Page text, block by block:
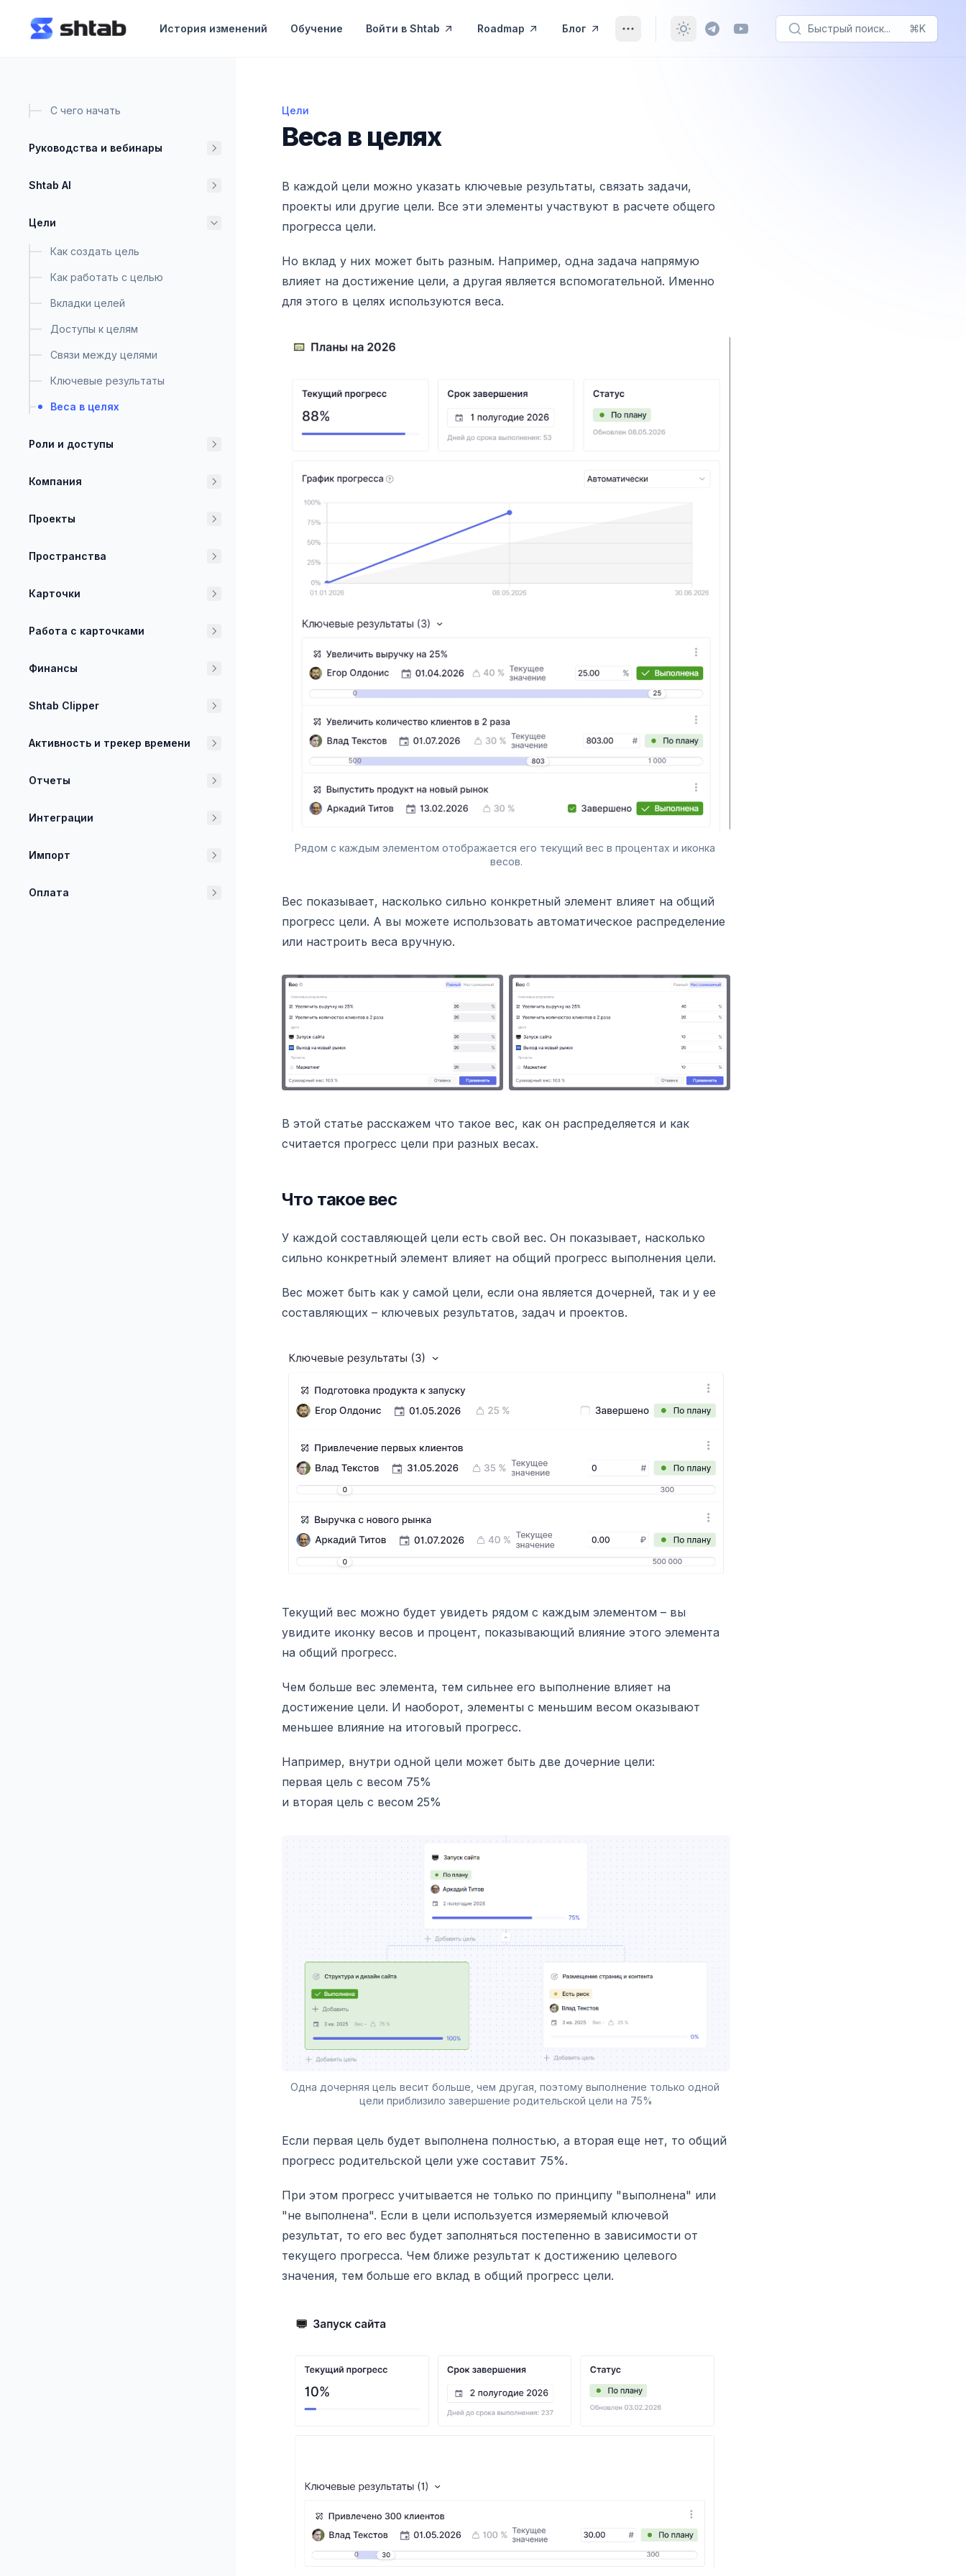
содержимому
История изменений
Обучение Войти в Shtab Roadmap Блог Быстрый поиск... ⌘K
С чего начать
Руководства и вебинары
Shtab AI
Цели
Как создать цель
Как работать с целью
Вкладки целей
Доступы к целям
Связи между целями
Ключевые результаты
Веса в целях
Роли и доступы
Компания
Проекты
Пространства
Карточки
Работа с карточками
Финансы
Shtab Clipper
Активность и трекер времени
Отчеты
Интеграции
Импорт
Оплата
Веса в целях
Цели
Веса в целях
В каждой цели можно указать ключевые результаты, связать задачи,
проекты или другие цели. Все эти элементы участвуют в расчете общего
прогресса цели.
Но вклад у них может быть разным. Например, одна задача напрямую
влияет на достижение цели, а другая является вспомогательной. Именно
для этого в целях используются веса.
Рядом с каждым элементом отображается его текущий вес в процентах и иконка
весов.
Вес показывает, насколько сильно конкретный элемент влияет на общий
прогресс цели. А вы можете использовать автоматическое распределение
или настроить веса вручную.
В этой статье расскажем что такое вес, как он распределяется и как
считается прогресс цели при разных весах.
Что такое вес
У каждой составляющей цели есть свой вес. Он показывает, насколько
сильно конкретный элемент влияет на общий прогресс выполнения цели.
Вес может быть как у самой цели, если она является дочерней, так и у ее
составляющих – ключевых результатов, задач и проектов.
Текущий вес можно будет увидеть рядом с каждым элементом – вы
увидите иконку весов и процент, показывающий влияние этого элемента
на общий прогресс.
Чем больше вес элемента, тем сильнее его выполнение влияет на
достижение цели. И наоборот, элементы с меньшим весом оказывают
меньшее влияние на итоговый прогресс.
Например, внутри одной цели может быть две дочерние цели:
первая цель с весом 75%
и вторая цель с весом 25%
Одна дочерняя цель весит больше, чем другая, поэтому выполнение только одной
цели приблизило завершение родительской цели на 75%
Если первая цель будет выполнена полностью, а вторая еще нет, то общий
прогресс родительской цели уже составит 75%.
При этом прогресс учитывается не только по принципу "выполнена" или
"не выполнена". Если в цели используется измеряемый ключевой
результат, то его вес будет заполняться постепенно в зависимости от
текущего прогресса. Чем ближе результат к достижению целевого
значения, тем больше его вклад в общий прогресс цели.